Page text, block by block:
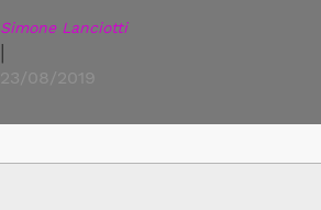
Simone Lanciotti
|
23/08/2019